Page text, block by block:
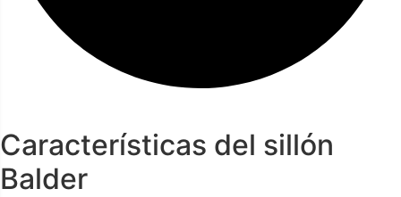
Características del sillón
Balder